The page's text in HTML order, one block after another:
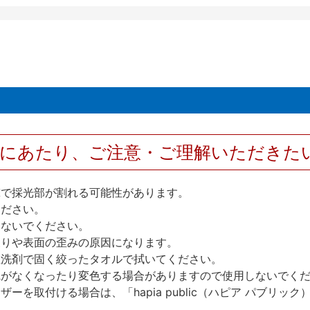
あたり、ご注意・ご理解いただきた
光部が割れる可能性があります。
さい。
いでください。
表面の歪みの原因になります。
で固く絞ったタオルで拭いてください。
なくなったり変色する場合がありますので使用しないでく
ーを取付ける場合は、「hapia public（ハピア パブリック